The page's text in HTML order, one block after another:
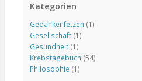
Kategorien
Gedankenfetzen (1)
Gesellschaft(1)
Gesundheit(1)
Krebstagebuch (54)
Philosophie (1)